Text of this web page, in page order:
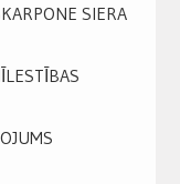
SIERA